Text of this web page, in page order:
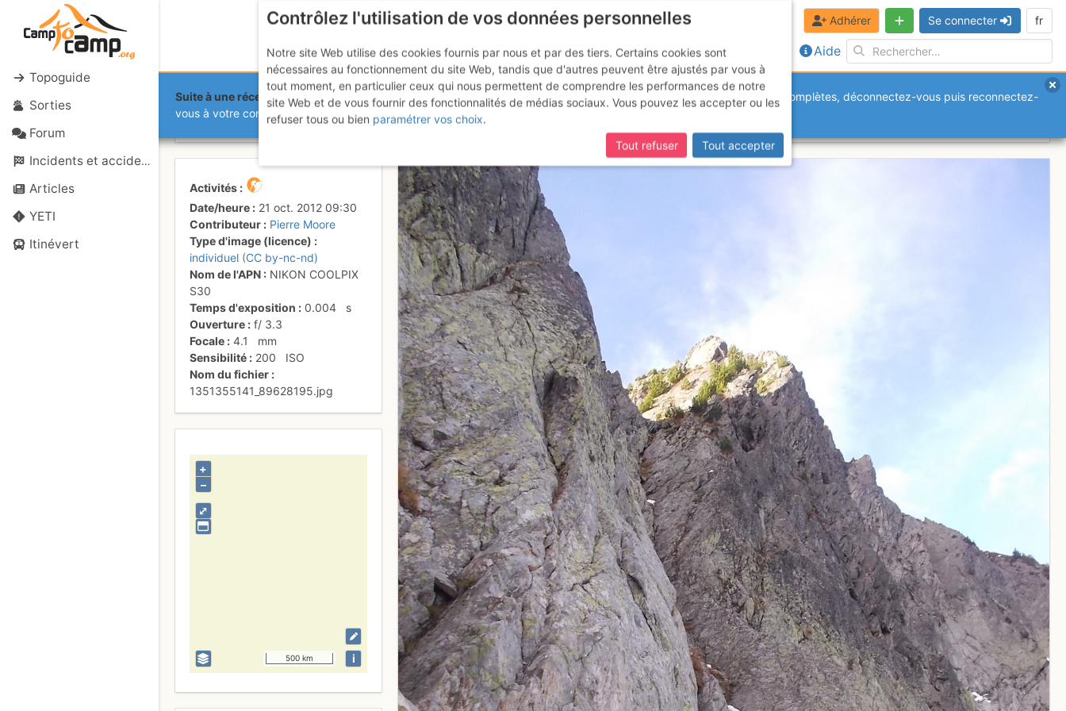
Topoguide
Sorties
Forum
Incidents et accidents
Articles
YETI
Itinévert
Aide
Adhérer Se connecter fr
Suite à une récente et importante mise à jour du site,si certaines pages ne sont plus accessibles, manquantes ou incomplètes, déconnectez-vous puis reconnectez-
vous à votre compte sur le site.
Couloir d'attaque
Activités
Date/heure
21 oct. 2012 09:30
Contributeur
Pierre Moore
Type d'image (licence)
individuel (CC by-nc-nd)
Nom de l'APN
NIKON COOLPIX
S30
Temps d'exposition
0.004
s
Ouverture
f/3.3
Focale
4.1
mm
Sensibilité
200
ISO
Nom du fichier
1351355141_89628195.jpg
⤢
+
–
500 km i
Contrôlez l'utilisation de vos données personnelles
Notre site Web utilise des cookies fournis par nous et par des tiers. Certains cookies sont
nécessaires au fonctionnement du site Web, tandis que d'autres peuvent être ajustés par vous à
tout moment, en particulier ceux qui nous permettent de comprendre les performances de notre
site Web et de vous fournir des fonctionnalités de médias sociaux. Vous pouvez les accepter ou les
refuser tous ou bien paramétrer vos choix.
Tout refuser
Tout accepter